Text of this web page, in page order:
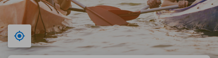
Bij mij in de buurt